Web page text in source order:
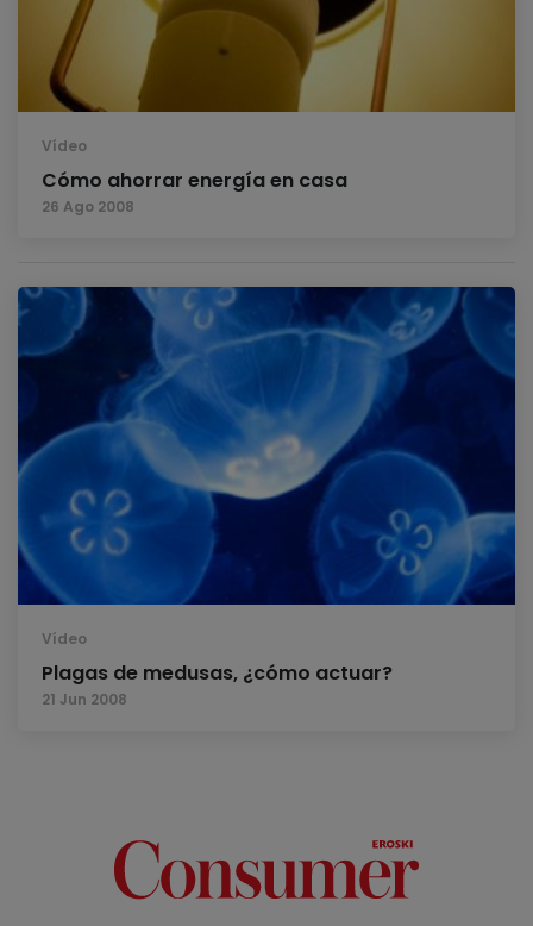
Vídeo
Cómo ahorrar energía en casa
26 Ago 2008
Vídeo
Plagas de medusas, ¿cómo actuar?
21 Jun 2008